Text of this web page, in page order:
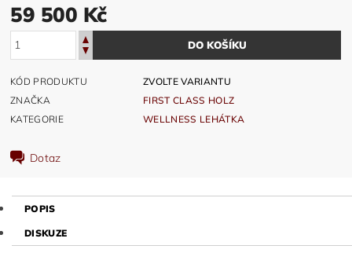
59 500 Kč
KÓD PRODUKTU
ZVOLTE VARIANTU
ZNAČKA
FIRST CLASS HOLZ
KATEGORIE
WELLNESS LEHÁTKA
Dotaz
POPIS
DISKUZE